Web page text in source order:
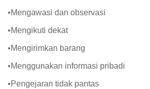
•Mengawasi dan observasi
•Mengikuti dekat
•Mengirimkan barang
•Menggunakan informasi pribadi
•Pengejaran tidak pantas